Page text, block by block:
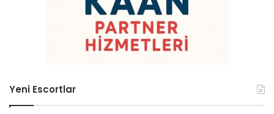
Yeni Escortlar